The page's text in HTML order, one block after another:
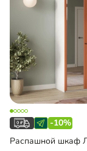
-10%